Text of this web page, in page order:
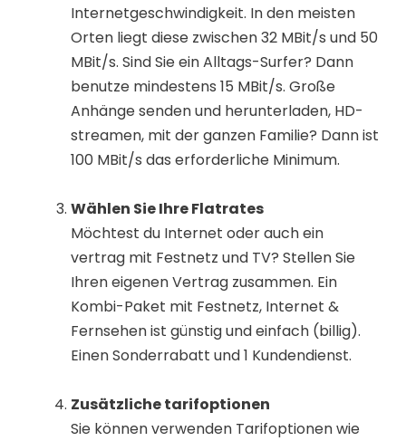
Internetgeschwindigkeit. In den meisten
Orten liegt diese zwischen 32 MBit/s und 50
MBit/s. Sind Sie ein Alltags-Surfer? Dann
benutze mindestens 15 MBit/s. Große
Anhänge senden und herunterladen, HD-
streamen, mit der ganzen Familie? Dann ist
100 MBit/s das erforderliche Minimum.
Wählen Sie Ihre Flatrates
Möchtest du Internet oder auch ein
vertrag mit Festnetz und TV? Stellen Sie
Ihren eigenen Vertrag zusammen. Ein
Kombi-Paket mit Festnetz, Internet &
Fernsehen ist günstig und einfach (billig).
Einen Sonderrabatt und 1 Kundendienst.
Zusätzliche tarifoptionen
Sie können verwenden Tarifoptionen wie